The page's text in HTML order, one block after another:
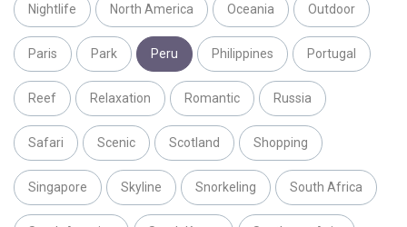
Nightlife North America Oceania Outdoor
Paris Park Peru Philippines Portugal
Reef Relaxation Romantic Russia
Safari Scenic Scotland Shopping
Singapore Skyline Snorkeling South Africa